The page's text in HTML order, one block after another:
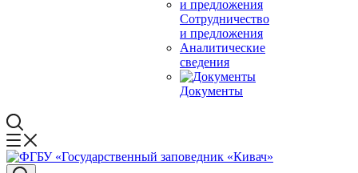
Сотрудничество
и предложения
Аналитические
сведения
Документы